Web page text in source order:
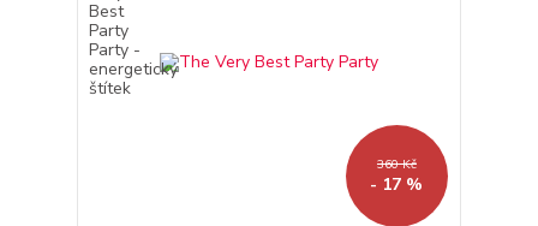
360 Kč
- 17 %